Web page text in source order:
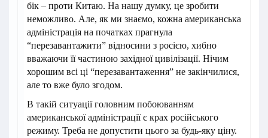
бік – проти Китаю. На нашу думку, це зробити
неможливо. Але, як ми знаємо, кожна американська
адміністрація на початках прагнула
“перезавантажити” відносини з росією, хибно
вважаючи її частиною західної цивілізації. Нічим
хорошим всі ці “перезавантаження” не закінчилися,
але то вже було згодом.
В такій ситуації головним побоюванням
американської адміністрації є крах російського
режиму. Треба не допустити цього за будь-яку ціну.